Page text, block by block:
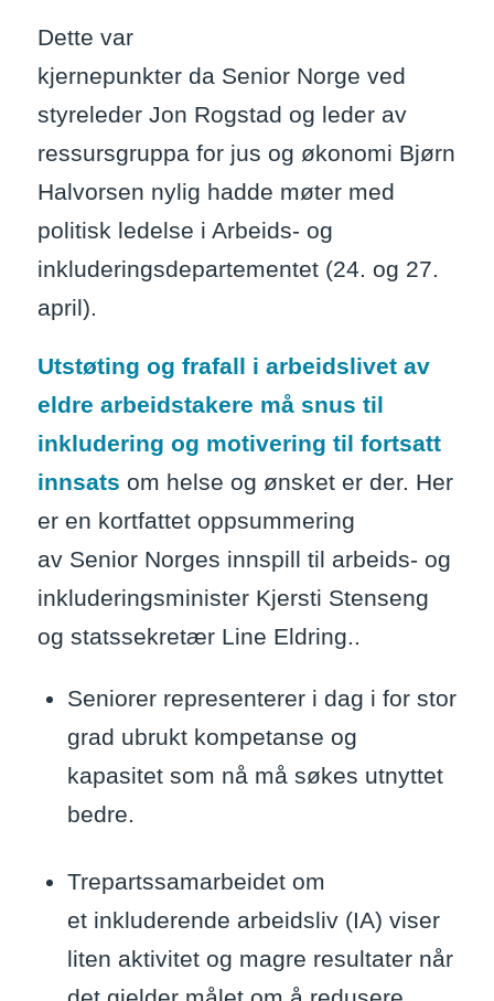
Dette var
kjernepunkter da Senior Norge ved
styreleder Jon Rogstad og leder av
ressursgruppa for jus og økonomi Bjørn
Halvorsen nylig hadde møter med
politisk ledelse i Arbeids- og
inkluderingsdepartementet (24. og 27.
april).
Utstøting og frafall i arbeidslivet av
eldre arbeidstakere må snus til
inkludering og motivering til fortsatt
innsats om helse og ønsket er der. Her
er en kortfattet oppsummering
av Senior Norges innspill til arbeids- og
inkluderingsminister Kjersti Stenseng
og statssekretær Line Eldring..
Seniorer representerer i dag i for stor
grad ubrukt kompetanse og
kapasitet som nå må søkes utnyttet
bedre.
Trepartssamarbeidet om
et inkluderende arbeidsliv (IA) viser
liten aktivitet og magre resultater når